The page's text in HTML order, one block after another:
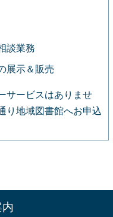
談業務
展示＆販売
サービスはありませ
り地域図書館へお申込